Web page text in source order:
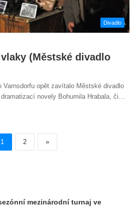
Divadlo
(Městské divadlo
Varnsdorfu opět zavítalo Městské divadlo
novely Bohumila Hrabala, či…
1 2 »
mezinárodní turnaj ve